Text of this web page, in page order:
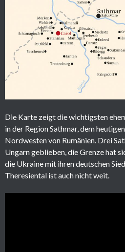
Die Karte zeigt die wichtigsten
in der Region Sathmar, dem
Nordwesten von Rumänien. Drei
Ungarn geblieben, die Grenze hat
die Ukraine mit ihren deutschen
Theresiental ist auch nicht weit.